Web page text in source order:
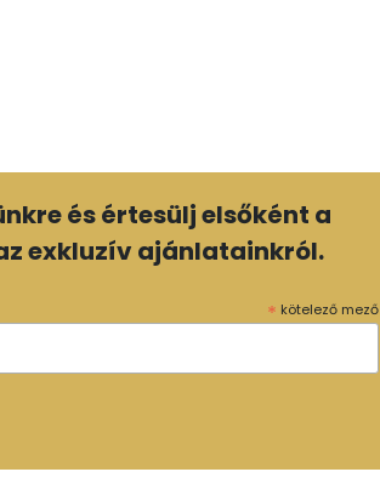
és értesülj elsőként a
exkluzív ajánlatainkról.
* kötelező mező